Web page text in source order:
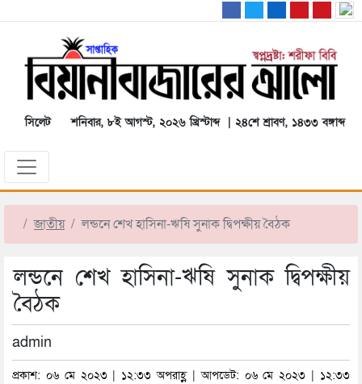
সিলেট শনিবার, ৮ই আগস্ট, ২০২৬ খ্রিস্টাব্দ | ২৪শে শ্রাবণ, ১৪৩৩ বঙ্গাব্দ
জাতীয় লন্ডনে শেখ হাসিনা-ঋষি সুনাক দ্বিপক্ষীয় বৈঠক
লন্ডনে শেখ হাসিনা-ঋষি সুনাক দ্বিপক্ষীয়
বৈঠক
admin
প্রকাশ: ০৬ মে ২০২৩ | ১২:৩৩ অপরাহ্ণ | আপডেট: ০৬ মে ২০২৩ | ১২:৩৩